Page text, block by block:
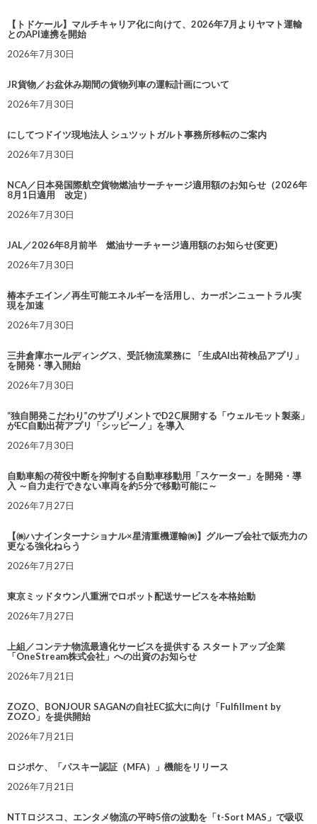
【トドケール】マルチキャリア化に向けて、2026年7月よりヤマト運輸
とのAPI連携を開始
2026年7月30日
JR貨物／お盆休み期間の貨物列車の運転計画について
2026年7月30日
にしてつドイツ現地法人 シュツットガルト事務所移転のご案内
2026年7月30日
NCA／日本発国際航空貨物燃油サーチャージ適用額のお知らせ（2026年
8月1日適用 改定）
2026年7月30日
JAL／2026年8月前半 燃油サーチャージ適用額のお知らせ(変更)
2026年7月30日
椿本チエイン／再生可能エネルギーを活用し、カーボンニュートラル実
現を加速
2026年7月30日
三井倉庫ホールディングス、受託物流業務に 「生成AI出荷検品アプリ」
を開発・導入開始
2026年7月30日
“独自開発こだわり”のサプリメントでD2C展開する「ウェルモット製薬」
がEC自動出荷アプリ「シッピーノ」を導入
2026年7月30日
自動車船の荷役中断を抑制する自動車移動用「スケーター」を開発・導
入 ～自力走行できない車両を約5分で移動可能に～
2026年7月27日
【㈱ハナインターナショナル×星清重機運輸㈱】グループ会社で販売力の
更なる強化ねらう
2026年7月27日
東京ミッドタウン八重洲でロボット配送サービスを本格始動
2026年7月27日
上組／コンテナ物流最適化サービスを提供する スタートアップ企業
「OneStream株式会社」への出資のお知らせ
2026年7月21日
ZOZO、BONJOUR SAGANの自社EC拡大に向け「Fulfillment by
ZOZO」を提供開始
2026年7月21日
ロジポケ、「パスキー認証（MFA）」機能をリリース
2026年7月21日
NTTロジスコ、エンタメ物流の平時5倍の波動を「t-Sort MAS」で吸収